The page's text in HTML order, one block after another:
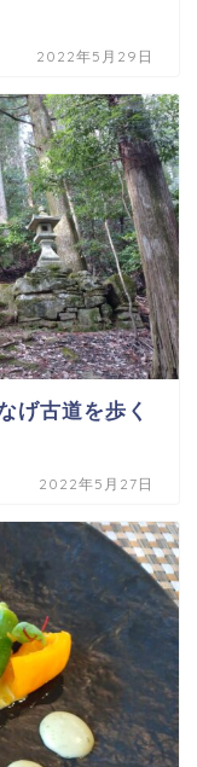
2022年5月29日
げ古道を歩く
2022年5月27日